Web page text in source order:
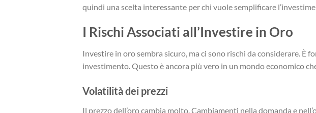
quindi una scelta interessante per chi vuole semplificare
I Rischi Associati all’Investire in Oro
Investire in oro sembra sicuro, ma ci sono rischi da considerare. È
investimento. Questo è ancora più vero in un mondo economico
Volatilità dei prezzi
Il prezzo dell’oro cambia molto. Cambiamenti nella domanda e